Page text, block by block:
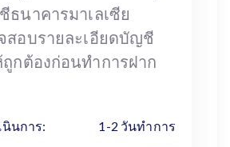
นาคารมาเลเซีย
สอบรายละเอียดบัญชี
กต้องก่อนทำการฝาก
นินการ: 1-2 วันทำการ